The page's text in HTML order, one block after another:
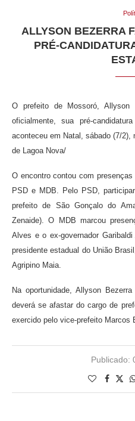
ALLYSON BEZERRA
PRÉ-
O prefeito de Mossoró, Allyson
oficialmente, sua pré-
aconteceu em Natal, sábado (7/2),
de Lagoa Nova/
O encontro contou com
PSD e MDB. Pelo PSD,
prefeito de São Gonçalo do
Zenaide). O MDB marcou
Alves e o ex-governador
presidente estadual do União
Agripino Maia.
Na oportunidade, Allyson
deverá se afastar do cargo de
exercido pelo vice-prefeito Marcos
Publicado: